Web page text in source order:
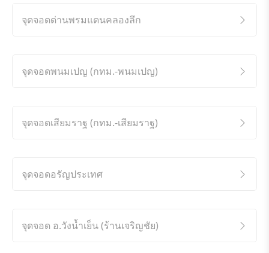
จุดจอดด่านพรมแดนคลองลึก
จุดจอดพนมเปญ (กทม.-พนมเปญ)
จุดจอดเสียมราฐ (กทม.-เสียมราฐ)
จุดจอดอรัญประเทศ
จุดจอด อ.วังน้ำเย็น (ร้านเจริญชัย)